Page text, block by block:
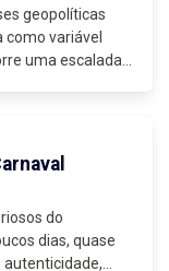
geopolíticas
como variável
uma escalada
do
dias, quase
autenticidade,